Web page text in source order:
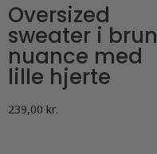
Oversized
sweater i brun
nuance med
lille hjerte
239,00 kr.